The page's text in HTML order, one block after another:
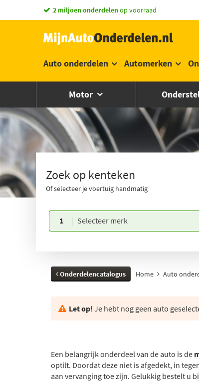
vandaag besteld,morgen in huis *
2 miljoen onderdelenop voorraad
Auto onderdelen Automerken
Motor
Zoek op kenteken
Of selecteer je voertuig handmatig
1 Selecteer merk
Onderdelencatalogus Home Auto
Let op! Je hebt nog geen auto
Een belangrijk onderdeel van de auto is de
optilt. Doordat deze niet is afgedekt, in
aan vervanging toe zijn. Gelukkig bestelt u